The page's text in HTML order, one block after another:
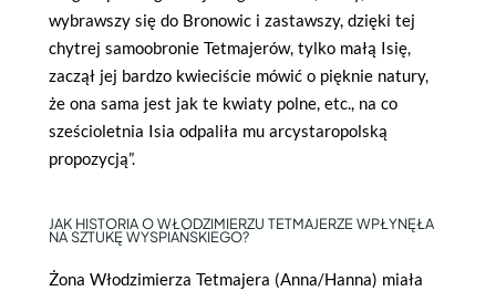
wybrawszy się do Bronowic i zastawszy, dzięki tej
chytrej samoobronie Tetmajerów, tylko małą Isię,
zaczął jej bardzo kwieciście mówić o pięknie natury,
że ona sama jest jak te kwiaty polne, etc., na co
sześcioletnia Isia odpaliła mu arcystaropolską
propozycją”.
JAK HISTORIA O WŁODZIMIERZU TETMAJERZE WPŁYNĘŁA
NA SZTUKĘ WYSPIAŃSKIEGO?
Żona Włodzimierza Tetmajera (Anna/Hanna) miała